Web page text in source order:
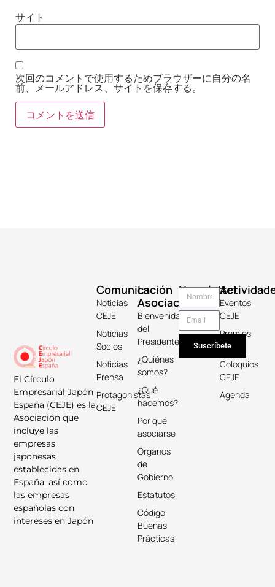
サイト
次回のコメントで使用するためブラウザーに自分の名
前、メールアドレス、サイトを保存する。
El Círculo
Empresarial Japón
España (CEJE) es la
Asociación que
incluye las
empresas
japonesas
establecidas en
España, así como
las empresas
españolas con
intereses en Japón
La
Asociación
Bienvenida
del
Presidente
¿Quiénes
somos?
¿Qué
hacemos?
Por qué
asociarse
Órganos
de
Gobierno
Estatutos
Código
Buenas
Prácticas
Comunicación
Noticias
CEJE
Noticias
Socios
Noticias
Prensa
Protagonistas
CEJE
Eventos
CEJE
Premios
Keicho
Coloquios
CEJE
Agenda
Newsletter
Suscríbete